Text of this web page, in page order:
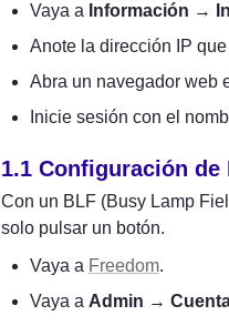
Vaya a Información →
Anote la dirección IP
Abra un navegador web
Inicie sesión con el
1.1 Configuración de
Con un BLF (Busy Lamp
solo pulsar un botón.
Vaya a Freedom.
Vaya a Admin →